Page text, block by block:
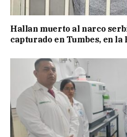
Hallan muerto al narco
capturado en Tumbes, en la